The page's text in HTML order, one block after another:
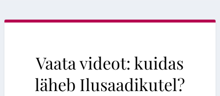
Vaata videot: kuidas
läheb Ilusaadikutel?